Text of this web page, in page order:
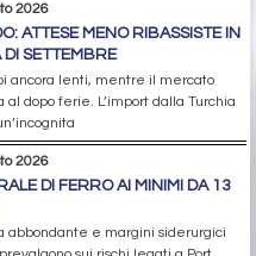
2026
ATTESE MENO RIBASSISTE IN
DI SETTEMBRE
ancora lenti, mentre il mercato
al dopo ferie. L’import dalla Turchia
2026
DI FERRO AI MINIMI DA 13
abbondante e margini siderurgici